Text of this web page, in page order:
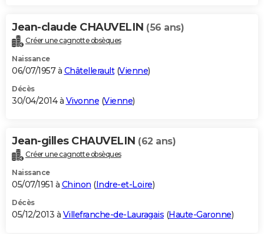
Jean-claude CHAUVELIN (56 ans)
Créer une cagnotte obsèques
Naissance
06/07/1957 à Châtellerault(Vienne)
Décès
30/04/2014 à Vivonne (Vienne)
Jean-gilles CHAUVELIN (62 ans)
Créer une cagnotte obsèques
Naissance
05/07/1951 à Chinon (Indre-et-Loire)
Décès
05/12/2013 à Villefranche-de-Lauragais (Haute-Garonne)